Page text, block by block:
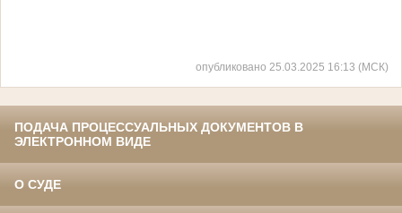
опубликовано 25.03.2025 16:13 (МСК)
ПОДАЧА ПРОЦЕССУАЛЬНЫХ ДОКУМЕНТОВ В
ЭЛЕКТРОННОМ ВИДЕ
О СУДЕ